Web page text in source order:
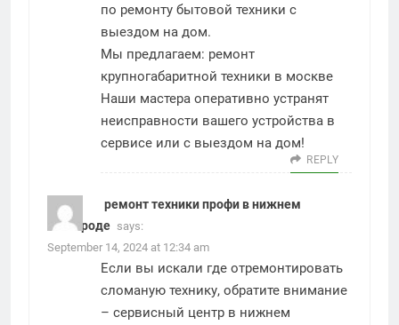
по ремонту бытовой техники с
выездом на дом.
Мы предлагаем: ремонт
крупногабаритной техники в москве
Наши мастера оперативно устранят
неисправности вашего устройства в
сервисе или с выездом на дом!
REPLY
ремонт техники профи в нижнем
новгороде says:
September 14, 2024 at 12:34 am
Если вы искали где отремонтировать
сломаную технику, обратите внимание
– сервисный центр в нижнем